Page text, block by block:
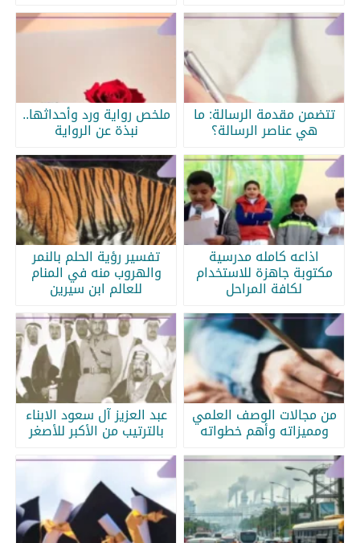
تتضمن مقدمة الرسالة: ما
هي عناصر الرسالة؟
ملخص رواية ورد وأحداثها..
نبذة عن الرواية
اذاعه كامله مدرسية
مكتوبة جاهزة للاستخدام
لكافة المراحل
تفسير رؤية الحلم بالنمر
والهروب منه في المنام
للعالم ابن سيرين
من مجالات الوصف العلمي
ومميزاته وأهم خطواته
عبد العزيز آل سعود الابناء
بالترتيب من الأكبر للأصغر